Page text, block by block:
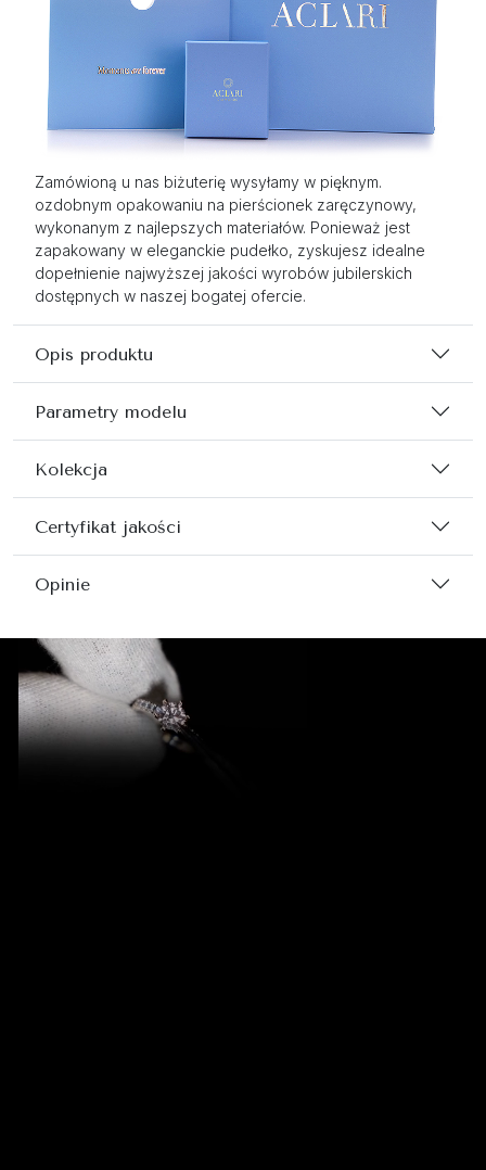
Zamówioną u nas biżuterię wysyłamy w pięknym.
ozdobnym opakowaniu na pierścionek zaręczynowy,
wykonanym z najlepszych materiałów. Ponieważ jest
zapakowany w eleganckie pudełko, zyskujesz idealne
dopełnienie najwyższej jakości wyrobów jubilerskich
dostępnych w naszej bogatej ofercie.
Opis produktu
Parametry modelu
Kolekcja
Certyfikat jakości
Opinie